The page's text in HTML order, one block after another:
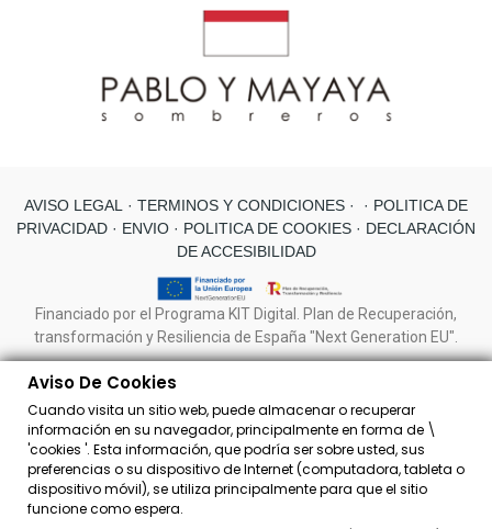
AVISO LEGAL · TERMINOS Y CONDICIONES ·
· POLITICA DE
PRIVACIDAD · ENVIO · POLITICA DE COOKIES · DECLARACIÓN
DE ACCESIBILIDAD
Financiado por el Programa KIT Digital. Plan de Recuperación,
transformación y Resiliencia de España "Next Generation EU".
© PABLO Y MAYAYA SOMBREROS
Aviso De Cookies
Cuando visita un sitio web, puede almacenar o recuperar
información en su navegador, principalmente en forma de \
'cookies '. Esta información, que podría ser sobre usted, sus
preferencias o su dispositivo de Internet (computadora, tableta o
dispositivo móvil), se utiliza principalmente para que el sitio
funcione como espera.